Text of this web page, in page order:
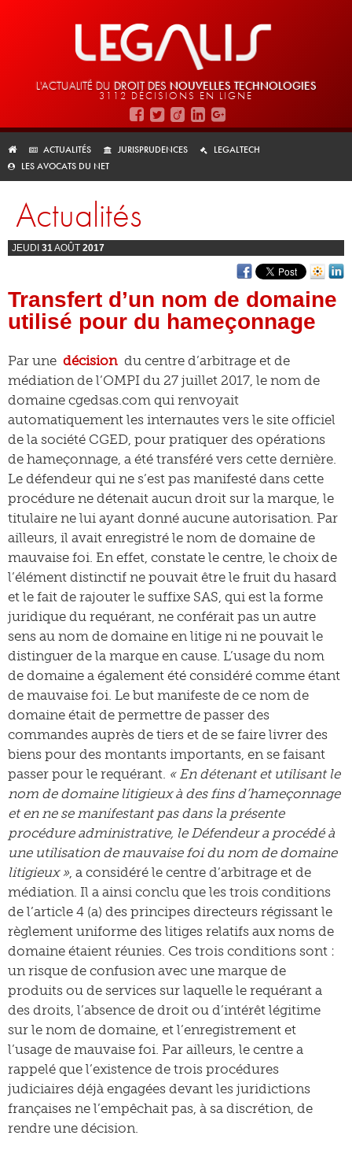
L'ACTUALITÉ DU DROIT DES NOUVELLES TECHNOLOGIES
3112 DÉCISIONS EN LIGNE
ACTUALITÉS JURISPRUDENCES
LEGALTECH
LES AVOCATS DU NET
Actualités
JEUDI 31AOÛT 2017
Transfert d’un nom de domaine
utilisé pour du hameçonnage
Par une décision du centre d’arbitrage et de
médiation de l’OMPI du 27 juillet 2017, le nom de
domaine cgedsas.com qui renvoyait
automatiquement les internautes vers le site officiel
de la société CGED, pour pratiquer des opérations
de hameçonnage, a été transféré vers cette dernière.
Le défendeur qui ne s’est pas manifesté dans cette
procédure ne détenait aucun droit sur la marque, le
titulaire ne lui ayant donné aucune autorisation. Par
ailleurs, il avait enregistré le nom de domaine de
mauvaise foi. En effet, constate le centre, le choix de
l’élément distinctif ne pouvait être le fruit du hasard
et le fait de rajouter le suffixe SAS, qui est la forme
juridique du requérant, ne conférait pas un autre
sens au nom de domaine en litige ni ne pouvait le
distinguer de la marque en cause. L’usage du nom
de domaine a également été considéré comme étant
de mauvaise foi. Le but manifeste de ce nom de
domaine était de permettre de passer des
commandes auprès de tiers et de se faire livrer des
biens pour des montants importants, en se faisant
passer pour le requérant. « En détenant et utilisant le
nom de domaine litigieux à des fins d’hameçonnage
et en ne se manifestant pas dans la présente
procédure administrative, le Défendeur a procédé à
une utilisation de mauvaise foi du nom de domaine
litigieux », a considéré le centre d’arbitrage et de
médiation. Il a ainsi conclu que les trois conditions
de l’article 4 (a) des principes directeurs régissant le
règlement uniforme des litiges relatifs aux noms de
domaine étaient réunies. Ces trois conditions sont :
un risque de confusion avec une marque de
produits ou de services sur laquelle le requérant a
des droits, l’absence de droit ou d’intérêt légitime
sur le nom de domaine, et l’enregistrement et
l’usage de mauvaise foi. Par ailleurs, le centre a
rappelé que l’existence de trois procédures
judiciaires déjà engagées devant les juridictions
françaises ne l’empêchait pas, à sa discrétion, de
rendre une décision.